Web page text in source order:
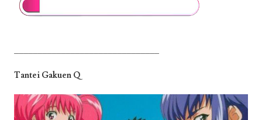
Tantei Gakuen Q